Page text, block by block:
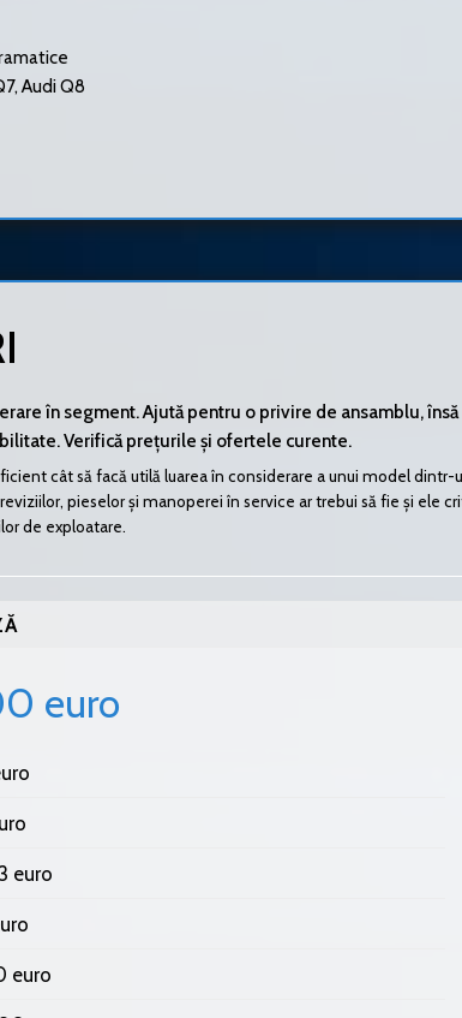
Audi Q8
în segment. Ajută pentru o privire de ansamblu,
Verifică prețurile și ofertele curente.
cât să facă utilă luarea în considerare a unui model dintr-
pieselor și manoperei în service ar trebui să fie și ele
de exploatare.
euro
euro
euro